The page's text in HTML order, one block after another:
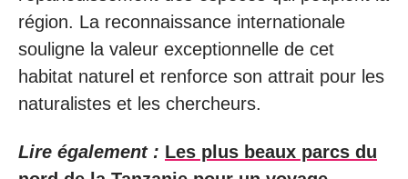
région. La reconnaissance internationale
souligne la valeur exceptionnelle de cet
habitat naturel et renforce son attrait pour les
naturalistes et les chercheurs.
Lire également : Les plus beaux parcs du